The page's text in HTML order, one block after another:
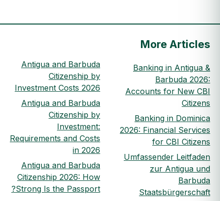
More Articles
Banking in Antigua &
Barbuda 2026:
Accounts for New CBI
Citizens
Banking in Dominica
2026: Financial Services
for CBI Citizens
Umfassender Leitfaden
zur Antigua und
Barbuda
Staatsbürgerschaft
Antigua and Barbuda
Citizenship by
Investment Costs 2026
Antigua and Barbuda
Citizenship by
Investment:
Requirements and Costs
in 2026
Antigua and Barbuda
Citizenship 2026: How
Strong Is the Passport?